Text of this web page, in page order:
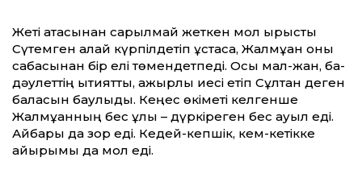
Жеті атасынан сарқылмай жеткен мол ырысты
Сүтемген қалай күрпілдетіп ұстаса, Жалмұқан оны
сабасынан бір елі төмендетпеді. Осы мал-жан, бақ-
дәулеттің ықтиятты, қажырлы иесі етіп Сұлтан деген
баласын баулыды. Кеңес өкіметі келгенше
Жалмұқанның бес ұлы – дүркіреген бес ауыл еді.
Айбары да зор еді. Кедей-кепшік, кем-кетікке
қайырымы да мол еді.